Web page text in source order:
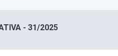
- 31/2025